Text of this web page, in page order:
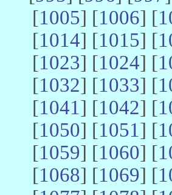
[1005] [1006] [
[1014] [1015] [
[1023] [1024] [
[1032] [1033] [
[1041] [1042] [
[1050] [1051] [
[1059] [1060] [
[1068] [1069] [